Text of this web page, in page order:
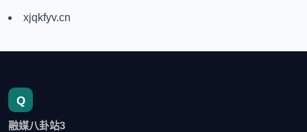
xjqkfyv.cn
融媒八卦站3